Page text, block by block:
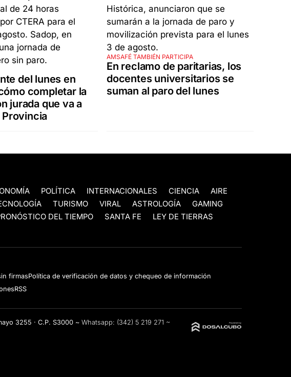
del lunes en
completar la
jurada que va a
Provincia
AMSAFÉ TAMBIÉN PARTICIPA
En reclamo de paritarias, los
docentes universitarios se
suman al paro del lunes
POLÍTICA INTERNACIONALES CIENCIA
AIRE
TURISMO VIRAL ASTROLOGÍA
GAMING
DEL TIEMPO SANTA FE
LEY DE TIERRAS
firmasPolítica de verificación de datos y chequeo de información
RSS
3255 · C.P. S3000 ~ Whatsapp: (342) 5 219 271 ~